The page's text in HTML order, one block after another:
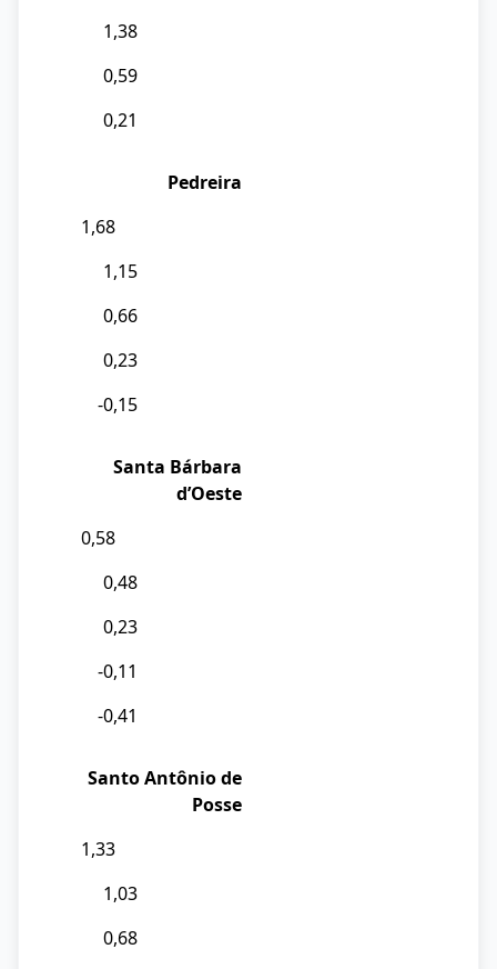
1,38
0,59
0,21
Pedreira
1,68
1,15
0,66
0,23
-0,15
Santa Bárbara
d’Oeste
0,58
0,48
0,23
-0,11
-0,41
Santo Antônio de
Posse
1,33
1,03
0,68